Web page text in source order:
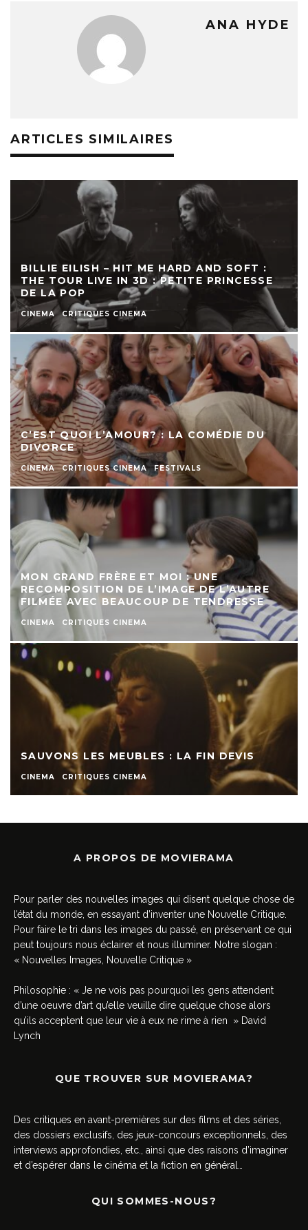
ANA HYDE
ARTICLES SIMILAIRES
BILLIE EILISH – HIT ME HARD AND SOFT :
THE TOUR LIVE IN 3D : PETITE PRINCESSE
DE LA POP
CINEMA CRITIQUES CINEMA
C’EST QUOI L’AMOUR? : LA COMÉDIE DU
DIVORCE
CINEMA CRITIQUES CINEMA FESTIVALS
MON GRAND FRÈRE ET MOI : UNE
RECOMPOSITION DE L’IMAGE DE L’AUTRE
FILMÉE AVEC BEAUCOUP DE TENDRESSE
CINEMA CRITIQUES CINEMA
SAUVONS LES MEUBLES : LA FIN DEVIS
CINEMA CRITIQUES CINEMA
A PROPOS DE MOVIERAMA
Pour parler des nouvelles images qui disent quelque chose de
l’état du monde, en essayant d’inventer une Nouvelle Critique.
Pour faire le tri dans les images du passé, en préservant ce qui
peut toujours nous éclairer et nous illuminer. Notre slogan :
« Nouvelles Images, Nouvelle Critique »
Philosophie : « Je ne vois pas pourquoi les gens attendent
d’une oeuvre d’art qu’elle veuille dire quelque chose alors
qu’ils acceptent que leur vie à eux ne rime à rien » David
Lynch
QUE TROUVER SUR MOVIERAMA?
Des critiques en avant-premières sur des films et des séries,
des dossiers exclusifs, des jeux-concours exceptionnels, des
interviews approfondies, etc., ainsi que des raisons d’imaginer
et d’espérer dans le cinéma et la fiction en général…
QUI SOMMES-NOUS?